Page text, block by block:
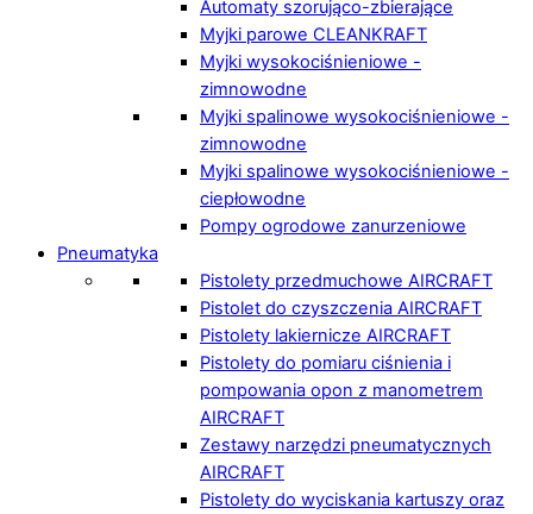
Automaty szorująco-zbierające
Myjki parowe CLEANKRAFT
Myjki wysokociśnieniowe -
zimnowodne
Myjki spalinowe wysokociśnieniowe -
zimnowodne
Myjki spalinowe wysokociśnieniowe -
ciepłowodne
Pompy ogrodowe zanurzeniowe
Pneumatyka
Pistolety przedmuchowe AIRCRAFT
Pistolet do czyszczenia AIRCRAFT
Pistolety lakiernicze AIRCRAFT
Pistolety do pomiaru ciśnienia i
pompowania opon z manometrem
AIRCRAFT
Zestawy narzędzi pneumatycznych
AIRCRAFT
Pistolety do wyciskania kartuszy oraz